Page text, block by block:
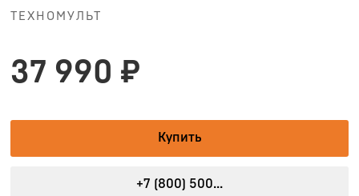
ТЕХНОМУЛЬТ
37 990 ₽
Купить
+7 (800) 500...